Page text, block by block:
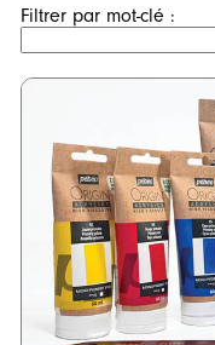
Filtrer par mot-clé :